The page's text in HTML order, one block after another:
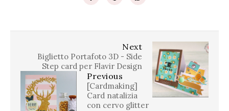
Next
Biglietto Portafoto 3D - Side
Step card per Flavir Design
Previous
[Cardmaking]
Card natalizia
con cervo glitter